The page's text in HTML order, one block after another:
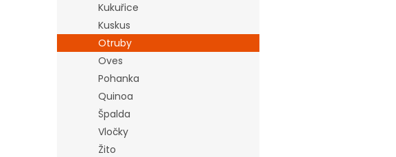
Kukuřice
Kuskus
Otruby
Oves
Pohanka
Quinoa
Špalda
Vločky
Žito